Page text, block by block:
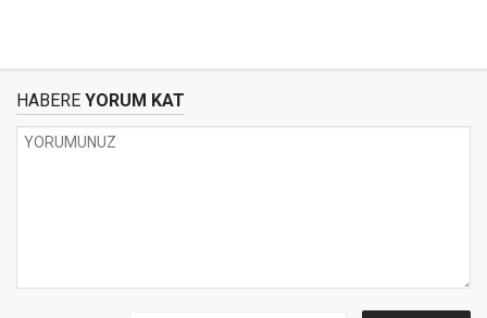
HABERE YORUM KAT